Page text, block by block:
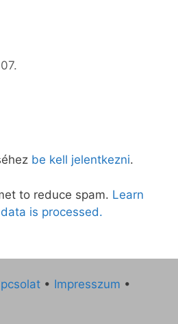
be kell jelentkezni.
to reduce spam. Learn
is processed.
• Impresszum •